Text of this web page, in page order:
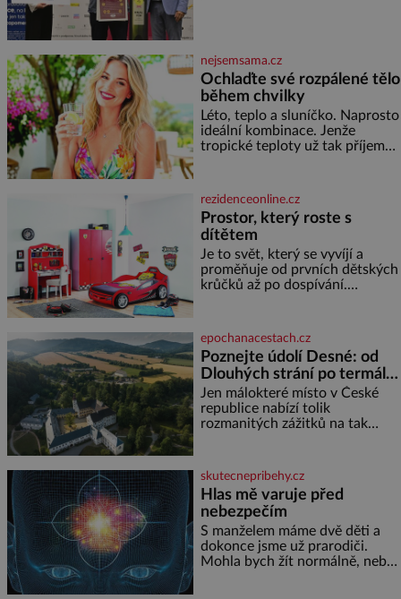
nejsemsama.cz
Ochlaďte své rozpálené tělo
během chvilky
Léto, teplo a sluníčko. Naprosto
ideální kombinace. Jenže
tropické teploty už tak příjemné
dyž se nám tropy zaryjí pod
kůži, hledáme úlevu v bazénu
nebo pomocí klimatizace. Jenže
ne vždycky můžeme být v jejich
blízkosti. Nemusíte však zoufat.
Pokud budete mít promyšlený
jídelníček, žadné pařáky si na
rezidenceonline.cz
Prostor, který roste s
dítětem
Je to svět, který se vyvíjí a
proměňuje od prvních dětských
krůčků až po dospívání.
soustředění i odpočinek a
reaguje na každou etapu života
a specifické potřeby dítěte. Pro
nejmenší je klíčová
jednoduchost, měkkost a
bezpečí, proto by pokoj
miminka měl působit především
epochanacestach.cz
Poznejte údolí Desné: od
Dlouhých strání po termální
prameny
Jen málokteré místo v České
republice nabízí tolik
rozmanitých zážitků na tak
jediného dne můžete
nahlédnout do útrob jedné z
nejvýznamnějších vodních
elektráren v Evropě, vydat se na
horské hřebeny, projet se na
koloběžce a den zakončit
poznáváním památek ve
skutecnepribehy.cz
Hlas mě varuje před
nebezpečím
S manželem máme dvě děti a
dokonce jsme už prarodiči.
Mohla bych žít normálně, nebýt